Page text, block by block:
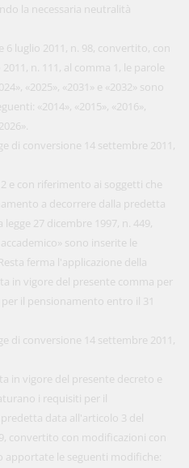
la necessaria neutralità
6 luglio 2011, n. 98, convertito, con
n. 111, al comma 1, le parole
«2025», «2031» e «2032» sono
«2014», «2015», «2016»,
di conversione 14 settembre 2011,
e con riferimento ai soggetti che
a decorrere dalla predetta
27 dicembre 1997, n. 449,
sono inserite le
ferma l'applicazione della
in vigore del presente comma per
il pensionamento entro il 31
di conversione 14 settembre 2011,
in vigore del presente decreto e
i requisiti per il
data all'articolo 3 del
convertito con modificazioni con
apportate le seguenti modifiche: